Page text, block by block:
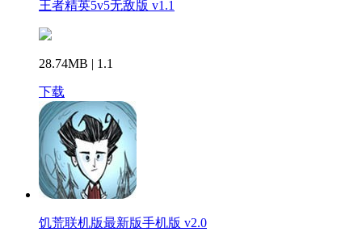
王者精英5v5无敌版 v1.1
28.74MB | 1.1
下载
饥荒联机版最新版手机版 v2.0